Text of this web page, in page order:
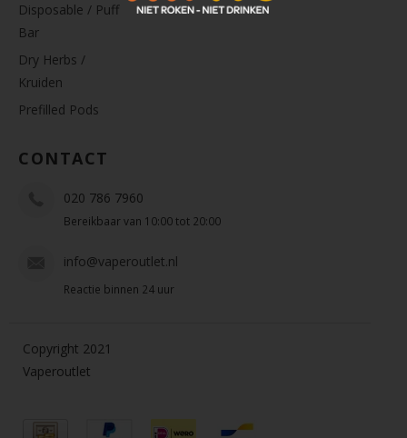
Disposable / Puff
Bar
Dry Herbs /
Kruiden
Prefilled Pods
CONTACT
020 786 7960
Bereikbaar van 10:00 tot 20:00
info@vaperoutlet.nl
Reactie binnen 24 uur
Copyright 2021
Vaperoutlet